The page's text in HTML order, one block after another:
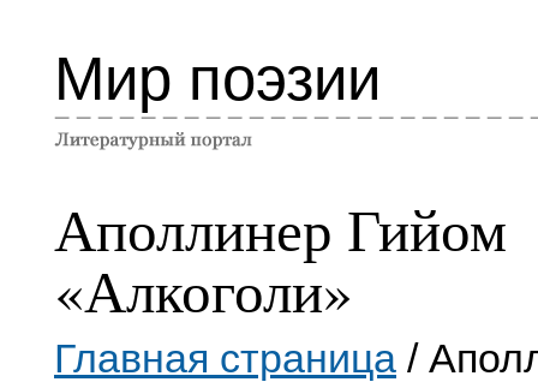
Мир поэзии
Аполлинер Гийом
«Алкоголи»
Главная страница /